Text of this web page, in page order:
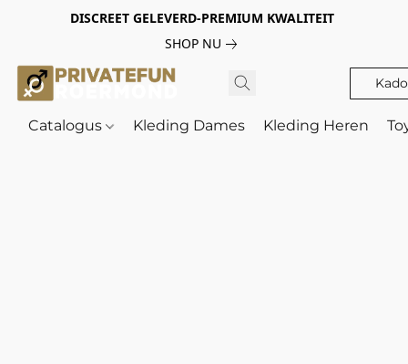
DISCREET GELEVERD-PREMIUM KWALITEIT
SHOP NU
Catalogus Kleding Dames Kleding Heren